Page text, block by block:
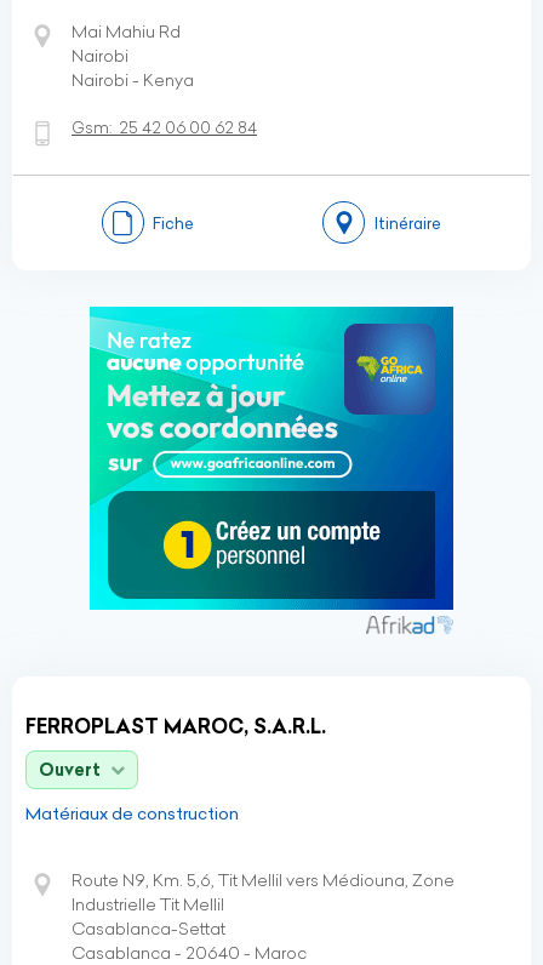
Mai Mahiu Rd
Nairobi
Nairobi - Kenya
Gsm: 25 42 06 00 62 84
Fiche Itinéraire
FERROPLAST MAROC, S.A.R.L.
Ouvert
Matériaux de construction
Route N9, Km. 5,6, Tit Mellil vers Médiouna, Zone
Industrielle Tit Mellil
Casablanca-Settat
Casablanca - 20640 - Maroc